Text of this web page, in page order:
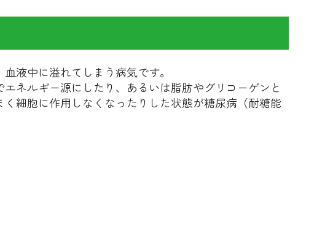
液中に溢れてしまう病気です。
ネルギー源にしたり、あるいは脂肪やグリコーゲンと
細胞に作用しなくなったりした状態が糖尿病（耐糖能